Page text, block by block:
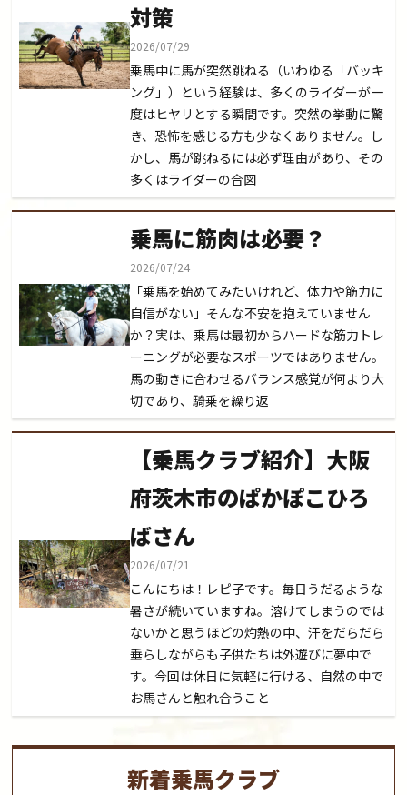
対策
2026/07/29
乗馬中に馬が突然跳ねる（いわゆる「バッキ
ング」）という経験は、多くのライダーが一
度はヒヤリとする瞬間です。突然の挙動に驚
き、恐怖を感じる方も少なくありません。し
かし、馬が跳ねるには必ず理由があり、その
多くはライダーの合図
乗馬に筋肉は必要？
2026/07/24
「乗馬を始めてみたいけれど、体力や筋力に
自信がない」そんな不安を抱えていません
か？実は、乗馬は最初からハードな筋力トレ
ーニングが必要なスポーツではありません。
馬の動きに合わせるバランス感覚が何より大
切であり、騎乗を繰り返
【乗馬クラブ紹介】大阪
府茨木市のぱかぽこひろ
ばさん
2026/07/21
こんにちは！レピ子です。毎日うだるような
暑さが続いていますね。溶けてしまうのでは
ないかと思うほどの灼熱の中、汗をだらだら
垂らしながらも子供たちは外遊びに夢中で
す。今回は休日に気軽に行ける、自然の中で
お馬さんと触れ合うこと
新着乗馬クラブ